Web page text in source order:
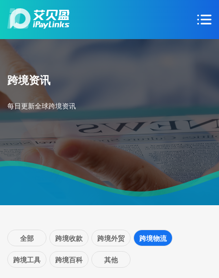
跨境资讯
每日更新全球跨境资讯
全部 跨境收款 跨境外贸 跨境物流
跨境工具 跨境百科 其他